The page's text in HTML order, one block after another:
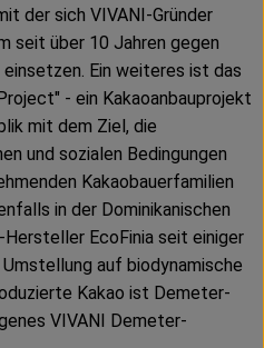
der sich VIVANI-Gründer
seit über 10 Jahren gegen
Ein weiteres ist das
- ein Kakaoanbauprojekt
mit dem Ziel, die
und sozialen Bedingungen
Kakaobauerfamilien
in der Dominikanischen
EcoFinia seit einiger
auf biodynamische
Kakao ist Demeter-
VIVANI Demeter-